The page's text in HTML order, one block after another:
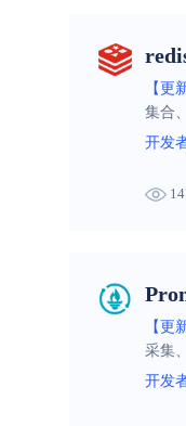
【更
集合
开发
【更
采集
开发